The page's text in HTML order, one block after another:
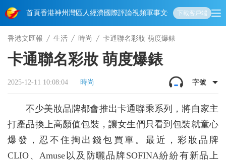
首頁香港神州 灣區人經濟國際評論視頻軍事文化 娛樂生活教育體
下載客戶端
香港文匯報 生活 時尚 卡通聯名彩妝 萌度爆錶
卡通聯名彩妝 萌度爆錶
2025-12-11 10:08:04 時尚 字號
不少美妝品牌都會推出卡通聯乘系列，將自家主
打產品換上高顏值包裝，讓女生們只看到包裝就童心
爆發，忍不住掏出錢包買單。最近，彩妝品牌
CLIO、Amuse以及防曬品牌SOFINA紛紛有新品上